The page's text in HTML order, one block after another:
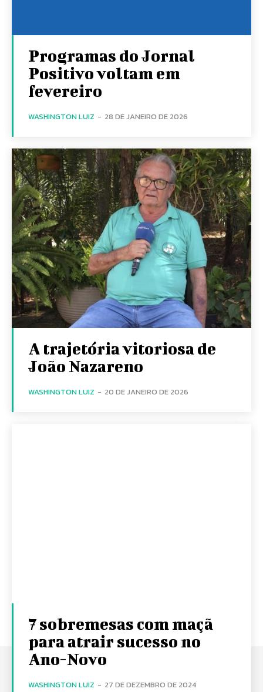
Programas do Jornal
Positivo voltam em
fevereiro
WASHINGTON LUIZ - 28 DE JANEIRO DE 2026
A trajetória vitoriosa de
João Nazareno
WASHINGTON LUIZ - 20 DE JANEIRO DE 2026
7 sobremesas com maçã
para atrair sucesso no
Ano-Novo
WASHINGTON LUIZ - 27 DE DEZEMBRO DE 2024